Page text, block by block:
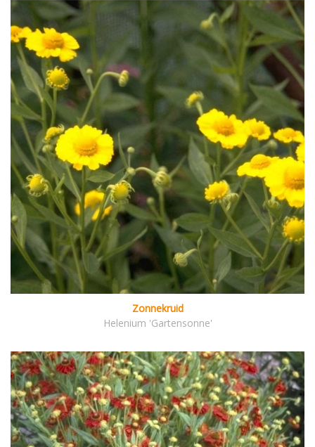
Zonnekruid
Helenium 'Gartensonne'